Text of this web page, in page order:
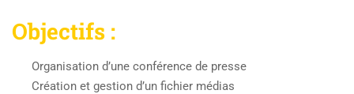
Objectifs :
Organisation d’une conférence de presse
Création et gestion d’un fichier médias